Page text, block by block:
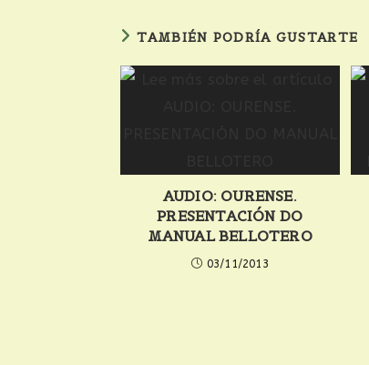
TAMBIÉN PODRÍA GUSTARTE
AUDIO: OURENSE.
PRESENTACIÓN DO
MANUAL BELLOTERO
03/11/2013